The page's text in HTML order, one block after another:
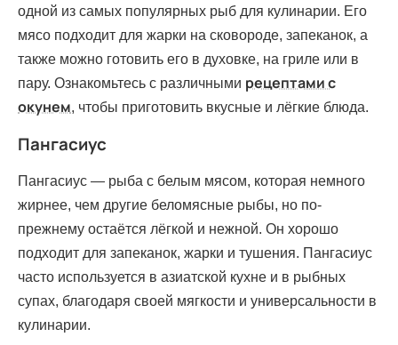
одной из самых популярных рыб для кулинарии. Его
мясо подходит для жарки на сковороде, запеканок, а
также можно готовить его в духовке, на гриле или в
пару. Ознакомьтесь с различными рецептами с
окунем, чтобы приготовить вкусные и лёгкие блюда.
Пангасиус
Пангасиус — рыба с белым мясом, которая немного
жирнее, чем другие беломясные рыбы, но по-
прежнему остаётся лёгкой и нежной. Он хорошо
подходит для запеканок, жарки и тушения. Пангасиус
часто используется в азиатской кухне и в рыбных
супах, благодаря своей мягкости и универсальности в
кулинарии.